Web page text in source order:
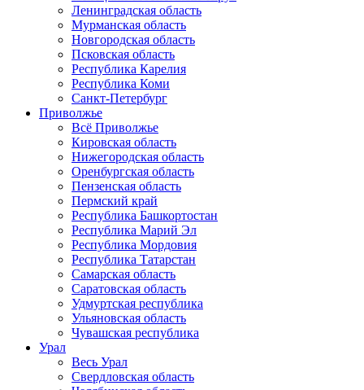
Ленинградская область
Мурманская область
Новгородская область
Псковская область
Республика Карелия
Республика Коми
Санкт-Петербург
Приволжье
Всё Приволжье
Кировская область
Нижегородская область
Оренбургская область
Пензенская область
Пермский край
Республика Башкортостан
Республика Марий Эл
Республика Мордовия
Республика Татарстан
Самарская область
Саратовская область
Удмуртская республика
Ульяновская область
Чувашская республика
Урал
Весь Урал
Свердловская область